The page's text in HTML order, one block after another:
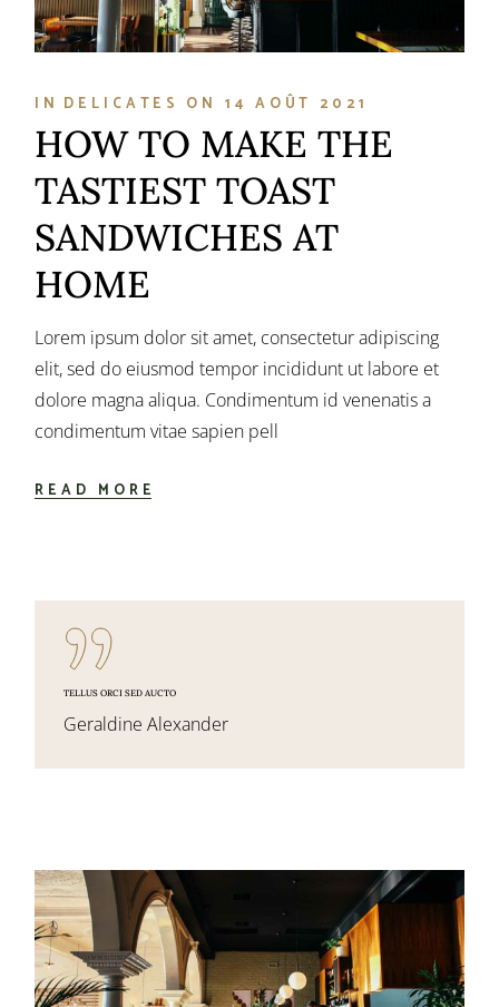
IN DELICATES ON 14 AOÛT 2021
HOW TO MAKE THE
TASTIEST TOAST
SANDWICHES AT
HOME
Lorem ipsum dolor sit amet, consectetur adipiscing
elit, sed do eiusmod tempor incididunt ut labore et
dolore magna aliqua. Condimentum id venenatis a
condimentum vitae sapien pell
READ MORE
TELLUS ORCI SED AUCTO
Geraldine Alexander